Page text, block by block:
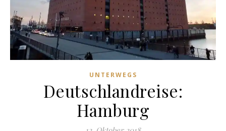
UNTERWEGS
Deutschlandreise:
Hamburg